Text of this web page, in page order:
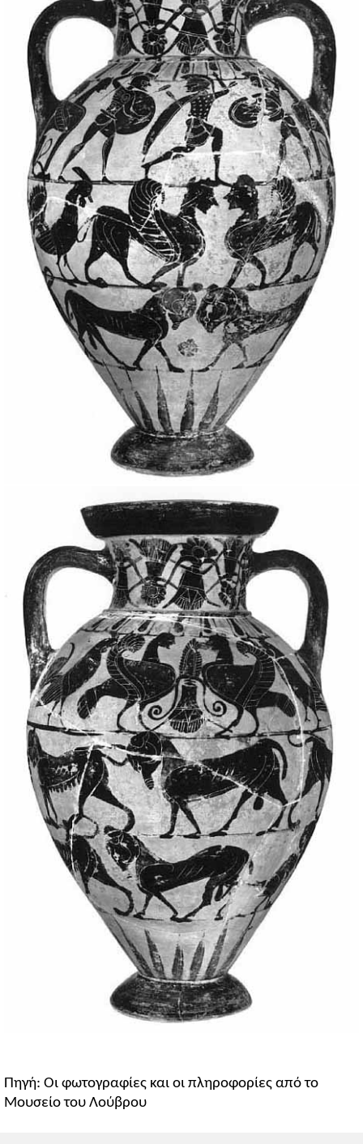
Πηγή: Οι φωτογραφίες και οι πληροφορίες από το
Μουσείο του Λούβρου